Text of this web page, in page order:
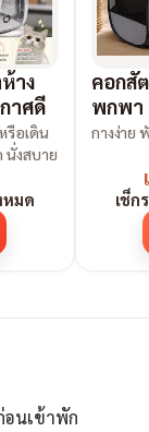
าง
าศดี
รือเดิน
นั่งสบาย
หมด
คอกสั
พกพา
เช็ก
อนเข้าพัก